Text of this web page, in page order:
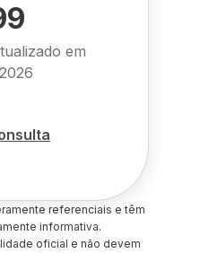
em
referenciais e têm
informativa.
oficial e não devem